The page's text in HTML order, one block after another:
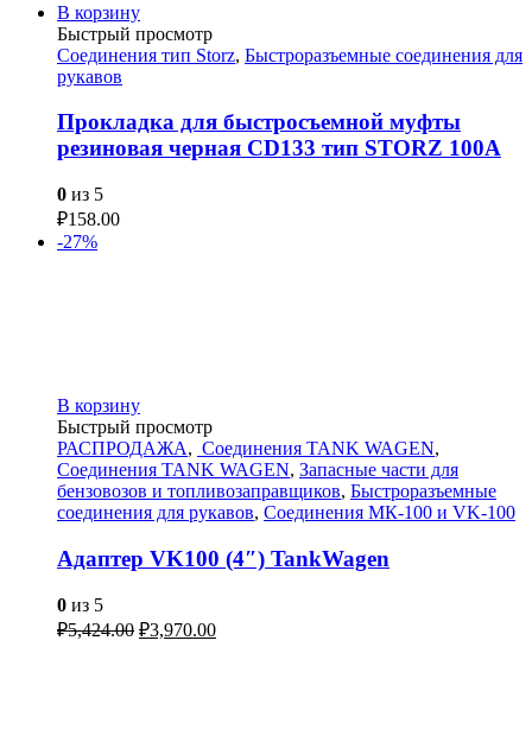
В корзину
Быстрый просмотр
Соединения тип Storz, Быстроразъемные соединения для
рукавов
Прокладка для быстросъемной муфты
резиновая черная СD133 тип STORZ 100A
0 из 5
₽158.00
-27%
В корзину
Быстрый просмотр
РАСПРОДАЖА, Соединения TANK WAGEN,
Соединения TANK WAGEN, Запасные части для
бензовозов и топливозаправщиков, Быстроразъемные
соединения для рукавов, Соединения МК-100 и VK-100
Адаптер VK100 (4″) TankWagen
0 из 5
₽5,424.00 ₽3,970.00